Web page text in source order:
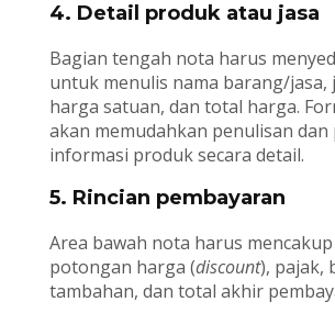
4. Detail produk atau jasa
Bagian tengah nota harus
untuk menulis nama barang/jasa,
harga satuan, dan total harga.
akan memudahkan penulisan dan
informasi produk secara detail.
5. Rincian pembayaran
Area bawah nota harus
potongan harga (discount), pajak,
tambahan, dan total akhir